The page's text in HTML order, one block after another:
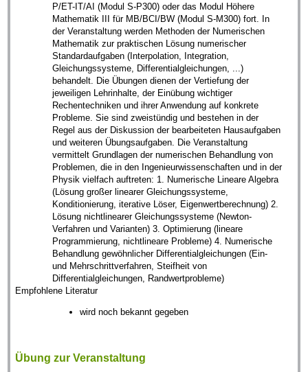
P/ET-IT/AI (Modul S-P300) oder das Modul Höhere
Mathematik III für MB/BCI/BW (Modul S-M300) fort. In
der Veranstaltung werden Methoden der Numerischen
Mathematik zur praktischen Lösung numerischer
Standardaufgaben (Interpolation, Integration,
Gleichungssysteme, Differentialgleichungen, ...)
behandelt. Die Übungen dienen der Vertiefung der
jeweiligen Lehrinhalte, der Einübung wichtiger
Rechentechniken und ihrer Anwendung auf konkrete
Probleme. Sie sind zweistündig und bestehen in der
Regel aus der Diskussion der bearbeiteten Hausaufgaben
und weiteren Übungsaufgaben. Die Veranstaltung
vermittelt Grundlagen der numerischen Behandlung von
Problemen, die in den Ingenieurwissenschaften und in der
Physik vielfach auftreten: 1. Numerische Lineare Algebra
(Lösung großer linearer Gleichungssysteme,
Konditionierung, iterative Löser, Eigenwertberechnung) 2.
Lösung nichtlinearer Gleichungssysteme (Newton-
Verfahren und Varianten) 3. Optimierung (lineare
Programmierung, nichtlineare Probleme) 4. Numerische
Behandlung gewöhnlicher Differentialgleichungen (Ein-
und Mehrschrittverfahren, Steifheit von
Differentialgleichungen, Randwertprobleme)
Empfohlene Literatur
wird noch bekannt gegeben
Übung zur Veranstaltung